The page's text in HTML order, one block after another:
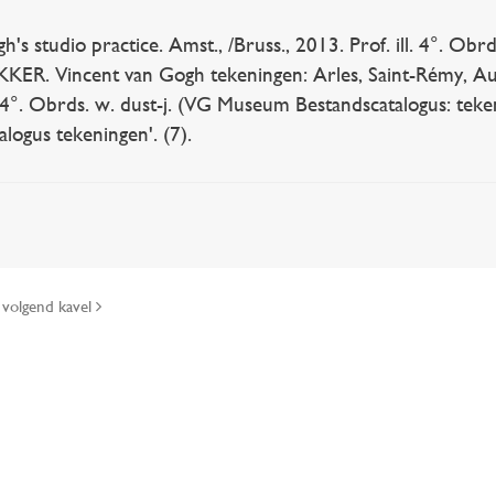
studio practice. Amst., /Bruss., 2013. Prof. ill. 4°.
Vincent van Gogh tekeningen: Arles, Saint-Rémy,
Obrds. w. dust-j. (VG Museum Bestandscatalogus:
tekeningen'. (7).
volgend kavel